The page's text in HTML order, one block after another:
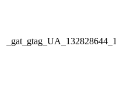
_gat_gtag_UA_132828644_1